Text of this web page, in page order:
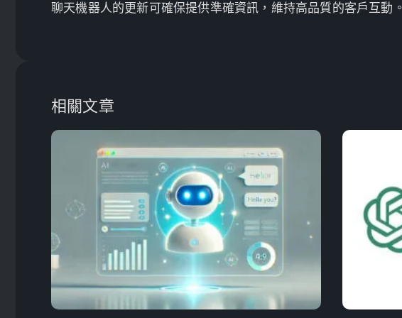
聊天機器人的更新可確保提供準確資訊，維持高品質的客戶互動。
相關文章